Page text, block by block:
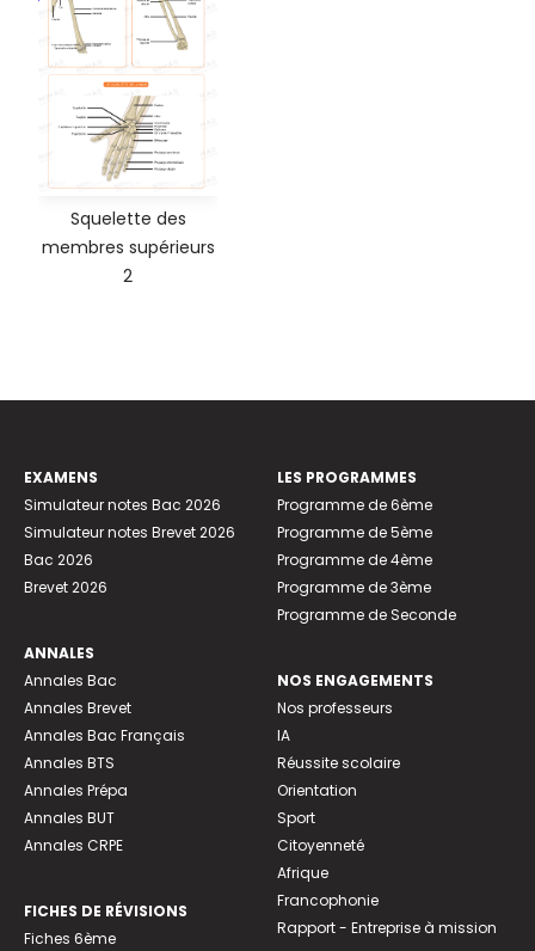
Squelette des
membres supérieurs
2
EXAMENS
Simulateur notes Bac 2026
Simulateur notes Brevet 2026
Bac 2026
Brevet 2026
ANNALES
Annales Bac
Annales Brevet
Annales Bac Français
Annales BTS
Annales Prépa
Annales BUT
Annales CRPE
FICHES DE RÉVISIONS
Fiches 6ème
LES PROGRAMMES
Programme de 6ème
Programme de 5ème
Programme de 4ème
Programme de 3ème
Programme de Seconde
NOS ENGAGEMENTS
Nos professeurs
IA
Réussite scolaire
Orientation
Sport
Citoyenneté
Afrique
Francophonie
Rapport - Entreprise à mission